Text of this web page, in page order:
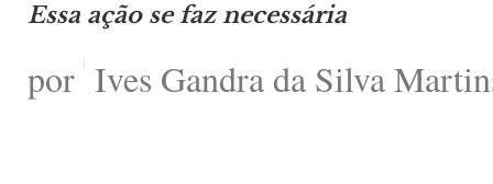
Essa ação se faz necessária
por Ives Gandra da Silva